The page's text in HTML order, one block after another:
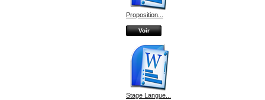
Proposition...
Voir
Stage Langue...